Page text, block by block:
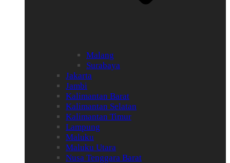
Malang
Surabaya
Jakarta
Jambi
Kalimantan Barat
Kalimantan Selatan
Kalimantan Timur
Lampung
Maluku
Maluku Utara
Nusa Tenggara Barat